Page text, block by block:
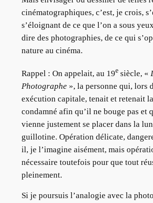
cinématographiques, c’est, je crois,
s’éloignant de ce que l’on a sous
dire des photographies, de ce qui
nature au cinéma.
Rappel : On appelait, au 19esiècle, «
Photographe », la personne qui, lors
exécution capitale, tenait et retenait
condamné afin qu’il ne bouge pas et
vienne justement se placer dans la
guillotine. Opération délicate,
il, je l’imagine aisément, mais
nécessaire toutefois pour que tout
pleinement.
Si je poursuis l’analogie avec la